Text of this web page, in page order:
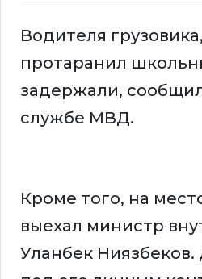
Водителя
протаранил
задержали,
службе МВД.
Кроме того, на
выехал министр
Уланбек Ниязбеков.